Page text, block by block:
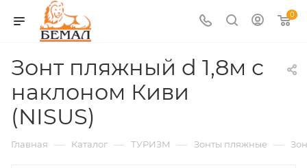
0
Зонт пляжный d 1,8м с
наклоном Киви
(NISUS)
Главная — Каталог — ТУРИЗМ — Зонты пляжные —